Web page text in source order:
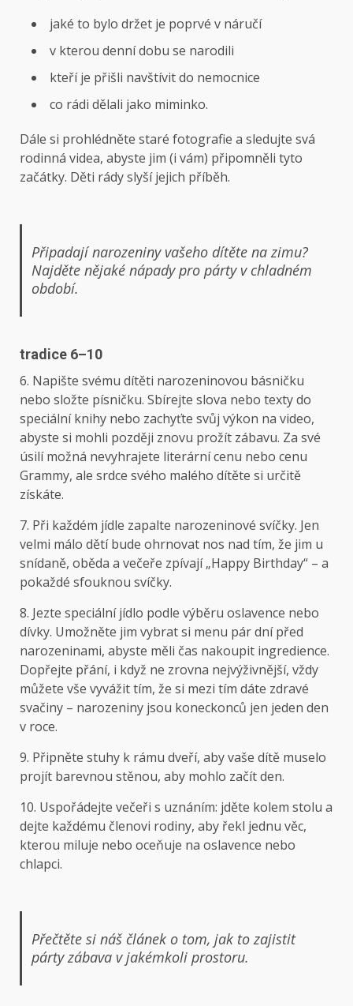
jaké to bylo držet je poprvé v náručí
v kterou denní dobu se narodili
kteří je přišli navštívit do nemocnice
co rádi dělali jako miminko.
Dále si prohlédněte staré fotografie a sledujte svá
rodinná videa, abyste jim (i vám) připomněli tyto
začátky. Děti rády slyší jejich příběh.
Připadají narozeniny vašeho dítěte na zimu?
Najděte nějaké nápady pro párty v chladném
období.
tradice 6–10
6. Napište svému dítěti narozeninovou básničku
nebo složte písničku. Sbírejte slova nebo texty do
speciální knihy nebo zachyťte svůj výkon na video,
abyste si mohli později znovu prožít zábavu. Za své
úsilí možná nevyhrajete literární cenu nebo cenu
Grammy, ale srdce svého malého dítěte si určitě
získáte.
7. Při každém jídle zapalte narozeninové svíčky. Jen
velmi málo dětí bude ohrnovat nos nad tím, že jim u
snídaně, oběda a večeře zpívají „Happy Birthday“ – a
pokaždé sfouknou svíčky.
8. Jezte speciální jídlo podle výběru oslavence nebo
dívky. Umožněte jim vybrat si menu pár dní před
narozeninami, abyste měli čas nakoupit ingredience.
Dopřejte přání, i když ne zrovna nejvýživnější, vždy
můžete vše vyvážit tím, že si mezi tím dáte zdravé
svačiny – narozeniny jsou koneckonců jen jeden den
v roce.
9. Připněte stuhy k rámu dveří, aby vaše dítě muselo
projít barevnou stěnou, aby mohlo začít den.
10. Uspořádejte večeři s uznáním: jděte kolem stolu a
dejte každému členovi rodiny, aby řekl jednu věc,
kterou miluje nebo oceňuje na oslavence nebo
chlapci.
Přečtěte si náš článek o tom, jak to zajistit
párty zábava v jakémkoli prostoru.